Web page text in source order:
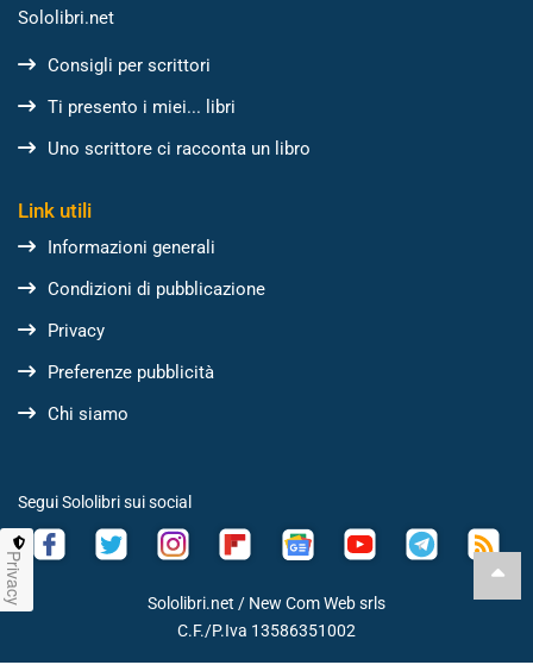
Sololibri.net
Consigli per scrittori
Ti presento i miei... libri
Uno scrittore ci racconta un libro
Link utili
Informazioni generali
Condizioni di pubblicazione
Privacy
Preferenze pubblicità
Chi siamo
Segui Sololibri sui social
Sololibri.net / New Com Web srls
C.F./P.Iva 13586351002
Privacy